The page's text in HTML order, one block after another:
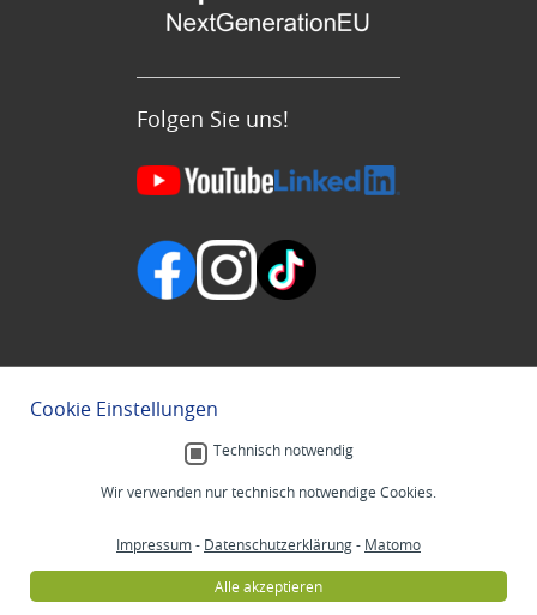
Folgen Sie uns!
Cookie Einstellungen
Technisch notwendig
Wir verwenden nur technisch notwendige Cookies.
Impressum- Datenschutzerklärung- Matomo
Alle akzeptieren